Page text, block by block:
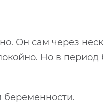
Он сам через
Но в
беременности.